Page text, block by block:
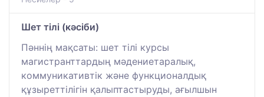
Шет тілі (кәсіби)
Пәннің мақсаты: шет тілі курсы
магистранттардың мәдениетаралық,
коммуникативтік және функционалдық
құзыреттілігін қалыптастыруды, ағылшын